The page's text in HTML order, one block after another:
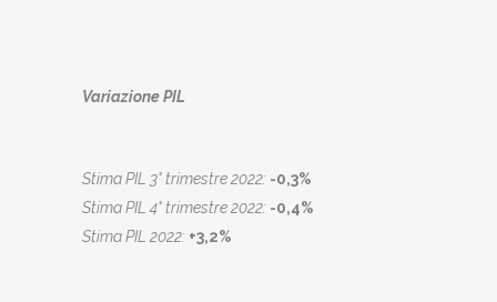
Variazione PIL
Stima PIL 3° trimestre 2022: -0,3%
Stima PIL 4° trimestre 2022: -0,4%
Stima PIL 2022: +3,2%